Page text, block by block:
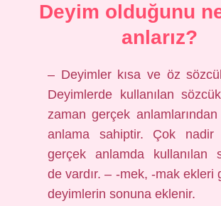
Deyim olduğunu
anlarız?
– Deyimler kısa ve öz
Deyimlerde kullanılan
zaman gerçek
anlama sahiptir. Çok
gerçek anlamda kullanılan
de vardır. – -mek, -mak ekleri
deyimlerin sonuna eklenir.